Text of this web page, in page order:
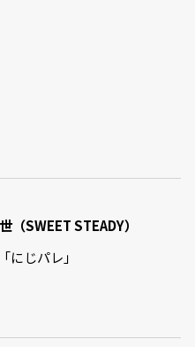
（SWEET STEADY）
にじパレ」